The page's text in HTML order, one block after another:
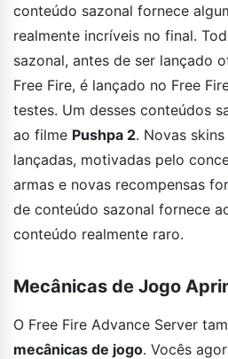
conteúdo sazonal fornece
realmente incríveis no final.
sazonal, antes de ser lançado
Free Fire, é lançado no Free
testes. Um desses conteúdos
ao filme Pushpa 2. Novas
lançadas, motivadas pelo
armas e novas recompensas
de conteúdo sazonal fornece
conteúdo realmente raro.
Mecânicas de Jogo
O Free Fire Advance Server
mecânicas de jogo. Vocês